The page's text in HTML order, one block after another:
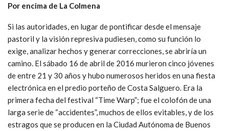
Por encima de La Colmena
Si las autoridades, en lugar de pontificar desde el mensaje
pastoril y la visión represiva pudiesen, como su función lo
exige, analizar hechos y generar correcciones, se abriría un
camino. El sábado 16 de abril de 2016 murieron cinco jóvenes
de entre 21 y 30 años y hubo numerosos heridos en una fiesta
electrónica en el predio porteño de Costa Salguero. Era la
primera fecha del festival “Time Warp”; fue el colofón de una
larga serie de “accidentes”, muchos de ellos evitables, y de los
estragos que se producen en la Ciudad Autónoma de Buenos